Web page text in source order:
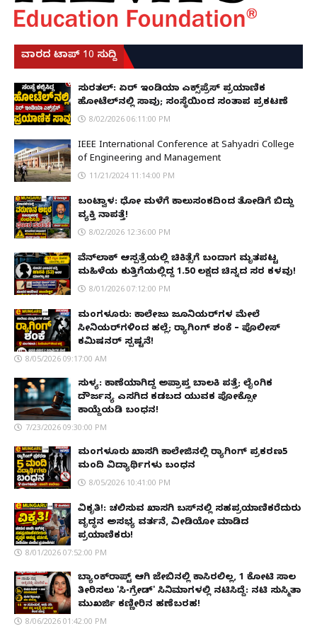
ವಾರದ ಟಾಪ್ 10 ಸುದ್ದಿ
ಸುರತ್ಕಲ್: ಏರ್ ಇಂಡಿಯಾ ಎಕ್ಸ್‌ಪ್ರೆಸ್ ಪ್ರಯಾಣಿಕ
ಹೋಟೆಲ್‌ನಲ್ಲಿ ಸಾವು; ಸಂಸ್ಥೆಯಿಂದ ಸಂತಾಪ ಪ್ರಕಟಣೆ
8/02/2026 06:11:00 PM
IEEE International Conference at Sahyadri College
of Engineering and Management
11/21/2024 11:14:00 PM
ಬಂಟ್ವಾಳ: ಧೋ ಮಳೆಗೆ ಕಾಲುಸಂಕದಿಂದ ತೋಡಿಗೆ ಬಿದ್ದು
ವ್ಯಕ್ತಿ ನಾಪತ್ತೆ!
8/02/2026 12:36:00 PM
ವೆನ್‌ಲಾಕ್ ಆಸ್ಪತ್ರೆಯಲ್ಲಿ ಚಿಕಿತ್ಸೆಗೆ ಬಂದಾಗ ಮೃತಪಟ್ಟ
ಮಹಿಳೆಯ ಕುತ್ತಿಗೆಯಲ್ಲಿದ್ದ ₹1.50 ಲಕ್ಷದ ಚಿನ್ನದ ಸರ ಕಳವು!
8/01/2026 07:12:00 PM
ಮಂಗಳೂರು: ಕಾಲೇಜು ಜೂನಿಯರ್‌ಗಳ ಮೇಲೆ
ಸೀನಿಯರ್‌ಗಳಿಂದ ಹಲ್ಲೆ; ರ‌್ಯಾಗಿಂಗ್ ಶಂಕೆ – ಪೊಲೀಸ್
ಕಮಿಷನರ್ ಸ್ಪಷ್ಟನೆ!
8/05/2026 09:17:00 AM
ಸುಳ್ಯ: ಕಾಣೆಯಾಗಿದ್ದ ಅಪ್ರಾಪ್ತ ಬಾಲಕಿ ಪತ್ತೆ; ಲೈಂಗಿಕ
ದೌರ್ಜನ್ಯ ಎಸಗಿದ ಕಡಬದ ಯುವಕ ಪೋಕ್ಸೋ
ಕಾಯ್ದೆಯಡಿ ಬಂಧನ!
7/23/2026 09:30:00 PM
ಮಂಗಳೂರು ಖಾಸಗಿ ಕಾಲೇಜಿನಲ್ಲಿ ರ‌್ಯಾಗಿಂಗ್ ಪ್ರಕರಣ5
ಮಂದಿ ವಿದ್ಯಾರ್ಥಿಗಳು ಬಂಧನ
8/05/2026 10:41:00 PM
ವಿಕೃತಿ!: ಚಲಿಸುವ ಖಾಸಗಿ ಬಸ್‌ನಲ್ಲಿ ಸಹಪ್ರಯಾಣಿಕರೆದುರು
ವೃದ್ಧನ ಅಸಭ್ಯ ವರ್ತನೆ, ವೀಡಿಯೋ ಮಾಡಿದ
ಪ್ರಯಾಣಿಕರು!
8/01/2026 07:52:00 PM
ಬ್ಯಾಂಕ್‌ರಾಪ್ಟ್‌ ಆಗಿ ಜೇಬಿನಲ್ಲಿ ಕಾಸಿರಲಿಲ್ಲ, ₹1 ಕೋಟಿ ಸಾಲ
ತೀರಿಸಲು 'ಸಿ-ಗ್ರೇಡ್' ಸಿನಿಮಾಗಳಲ್ಲಿ ನಟಿಸಿದ್ದೆ: ನಟಿ ಸುಸ್ಮಿತಾ
ಮುಖರ್ಜಿ ಕಣ್ಣೀರಿನ ಹಣೆಬರಹ!
8/06/2026 01:42:00 PM